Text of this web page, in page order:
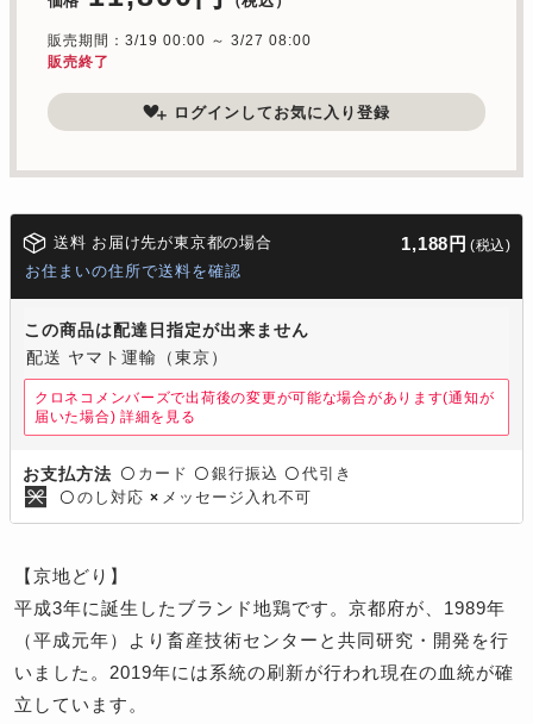
販売期間：3/19 00:00 ～ 3/27 08:00
販売終了
ログインしてお気に入り登録
送料 お届け先が東京都の場合 1,188円 (税込)
お住まいの住所で送料を確認
この商品は配達日指定が出来ません
配送 ヤマト運輸（東京）
クロネコメンバーズで出荷後の変更が可能な場合があります(通知が
届いた場合) 詳細を見る
お支払方法 〇 カード 〇 銀行振込 〇 代引き
〇 のし対応 × メッセージ入れ不可
【京地どり】
平成3年に誕生したブランド地鶏です。京都府が、1989年
（平成元年）より畜産技術センターと共同研究・開発を行
いました。2019年には系統の刷新が行われ現在の血統が確
立しています。